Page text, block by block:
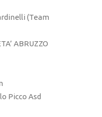
(Team
ABRUZZO
Picco Asd